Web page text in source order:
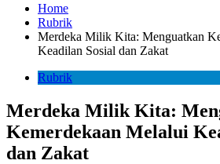
Home
Rubrik
Merdeka Milik Kita: Menguatkan
Keadilan Sosial dan Zakat
Rubrik
Merdeka Milik Kita:
Kemerdekaan Melalui
dan Zakat